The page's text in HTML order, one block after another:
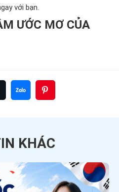
với bạn.
ƯỚC MƠ CỦA
KHÁC